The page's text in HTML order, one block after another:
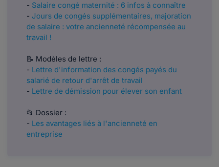
- Salaire congé maternité : 6 infos à connaître
- Jours de congés supplémentaires, majoration
de salaire : votre ancienneté récompensée au
travail !
📝 Modèles de lettre :
- Lettre d'information des congés payés du
salarié de retour d'arrêt de travail
- Lettre de démission pour élever son enfant
📂 Dossier :
- Les avantages liés à l'ancienneté en
entreprise